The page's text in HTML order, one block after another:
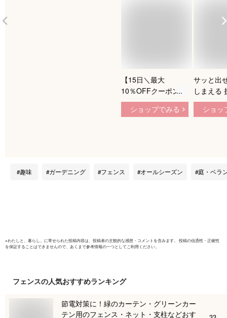
【15日＼最大
10％OFFクーポン
／】 サッと出せてサ
ッとしまえる 折り畳
ニング 庭 四つ折り
ショップでみる
サッと出
しまえる
ウッドフ
120 置く
き型 花
ショッ
趣味 ガーデニング フェンス オールシーズン 庭・ベラ
※わたしと、暮らし。 に寄せられた投稿内容は、投稿者の主観的な感想・コメントを含みます。 投稿の信憑性・正確性
を保証することはできませんので、あくまで参考情報の一つとしてご利用ください。
フェンスの人気おすすめランキング
節電対策に！緑のカーテン・グリーンカー
テン用のフェンス・ネット・支柱などおす